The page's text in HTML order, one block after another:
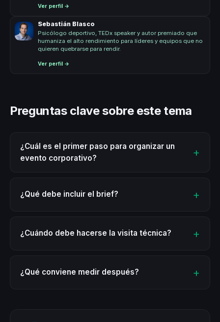
Ver perfil →
Sebastián Blasco
Psicólogo deportivo, TEDx speaker y autor premiado que
humaniza el alto rendimiento para líderes y equipos que no
quieren quebrarse para rendir.
Ver perfil →
Preguntas clave sobre este tema
¿Cuál es el primer paso para organizar un
evento corporativo?
¿Qué debe incluir el brief?
¿Cuándo debe hacerse la visita técnica?
¿Qué conviene medir después?